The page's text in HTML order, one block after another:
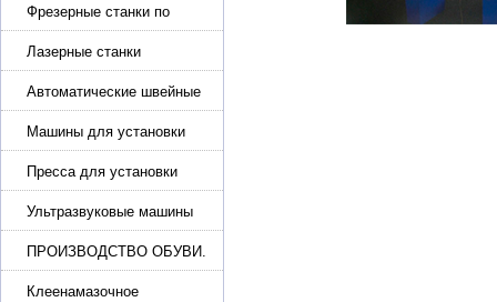
Фрезерные станки по
металлу
Лазерные станки
Автоматические швейные
машины с программным
управлением
Машины для установки
жемчуга, бусин, заклепок и
фурнитура
Пресса для установки
фурнитуры: блочка,
люверсы, петля
Ультразвуковые машины
для сварки
ПРОИЗВОДСТВО ОБУВИ.
Машины для изготовления
обуви
Клеенамазочное